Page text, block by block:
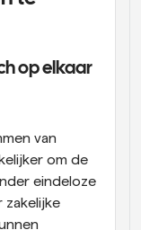
op elkaar
van
om de
eindeloze
zakelijke